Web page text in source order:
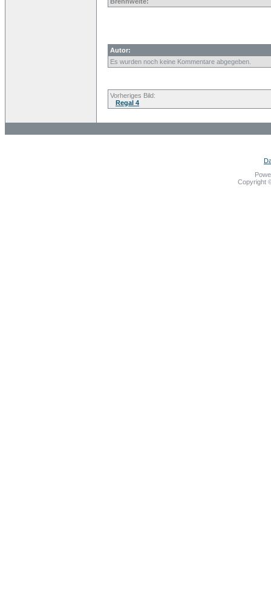
Autor:
Es wurden noch keine Kommentare abgegeben.
Vorheriges Bild:
Regal 4
Copyright